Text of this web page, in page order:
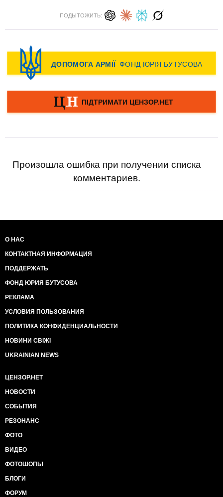
ПОДЫТОЖИТЬ:
Произошла ошибка при получении списка
комментариев.
О НАС
КОНТАКТНАЯ ИНФОРМАЦИЯ
ПОДДЕРЖАТЬ
ФОНД ЮРИЯ БУТУСОВА
РЕКЛАМА
УСЛОВИЯ ПОЛЬЗОВАНИЯ
ПОЛИТИКА КОНФИДЕНЦИАЛЬНОСТИ
НОВИНИ СВІЖІ
UKRAINIAN NEWS
ЦЕНЗОР.НЕТ
НОВОСТИ
СОБЫТИЯ
РЕЗОНАНС
ФОТО
ВИДЕО
ФОТОШОПЫ
БЛОГИ
ФОРУМ